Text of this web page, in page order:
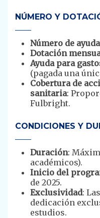
NÚMERO Y
Número de
Dotación
Ayuda para
(pagada una
Cobertura de
sanitaria:
Fulbright.
CONDICIONES Y
Duración:
académicos).
Inicio del
de 2025.
Exclusividad:
dedicación
estudios.